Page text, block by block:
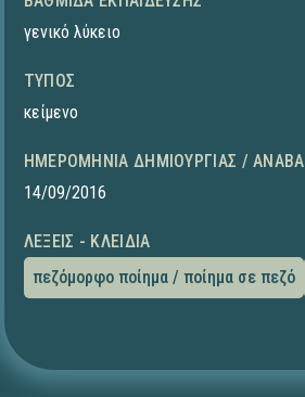
γενικό λύκειο
ΤΎΠΟΣ
κείμενο
ΗΜΕΡΟΜΗΝΊΑ ΔΗΜΙΟΥΡΓΊΑΣ /
14/09/2016
ΛΈΞΕΙΣ - ΚΛΕΙΔΙΆ
πεζόμορφο ποίημα / ποίημα σε πεζό